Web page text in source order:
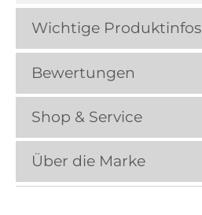
Wichtige Produktinfos
Bewertungen
Shop & Service
Über die Marke